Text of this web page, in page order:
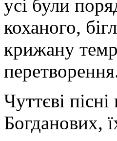
усі були
коханого,
крижану
Чуттєві
Богданових,